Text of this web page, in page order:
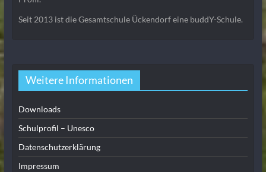
Seit 2013 ist die Gesamtschule Ückendorf eine buddY-Schule.
Weitere Informationen
Downloads
Schulprofil – Unesco
Datenschutzerklärung
Impressum